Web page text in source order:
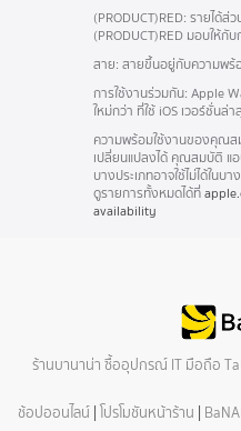
(PRODUCT)RED: รายได้ส่
(PRODUCT)RED มอบให้กั
สาย: สายขึ้นอยู่กับความพร้
การใช้งานร่วมกัน: Apple
ใหม่กว่า ที่ใช้ iOS เวอร์ชั่นล่า
ความพร้อมใช้งานของคุณ
เปลี่ยนแปลงได้ คุณสมบัติ แ
บางประเภทอาจใช้ไม่ได้ในบ
ดูรายการทั้งหมดได้ที่
availability
ร้านบานาน่า ซื้ออุปกรณ์ IT มือถือ
ช้อปออนไลน์ โปรโมชันหน้าร้าน